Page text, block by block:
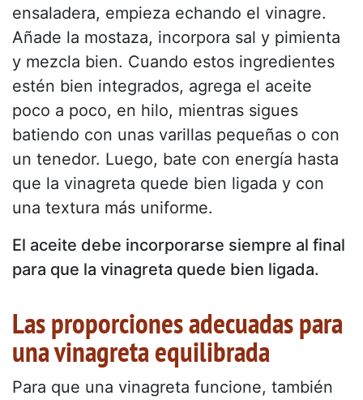
ensaladera, empieza echando el vinagre.
Añade la mostaza, incorpora sal y pimienta
y mezcla bien. Cuando estos ingredientes
estén bien integrados, agrega el aceite
poco a poco, en hilo, mientras sigues
batiendo con unas varillas pequeñas o con
un tenedor. Luego, bate con energía hasta
que la vinagreta quede bien ligada y con
una textura más uniforme.
El aceite debe incorporarse siempre al final
para que la vinagreta quede bien ligada.
Las proporciones adecuadas para
una vinagreta equilibrada
Para que una vinagreta funcione, también